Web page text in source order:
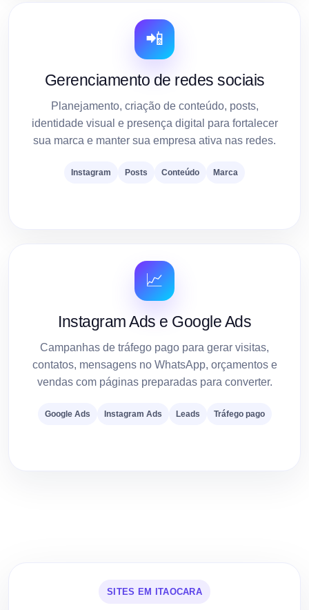
📲
Gerenciamento de redes sociais
Planejamento, criação de conteúdo, posts,
identidade visual e presença digital para fortalecer
sua marca e manter sua empresa ativa nas redes.
Instagram Posts Conteúdo Marca
📈
Instagram Ads e Google Ads
Campanhas de tráfego pago para gerar visitas,
contatos, mensagens no WhatsApp, orçamentos e
vendas com páginas preparadas para converter.
Google Ads Instagram Ads Leads Tráfego pago
SITES EM ITAOCARA